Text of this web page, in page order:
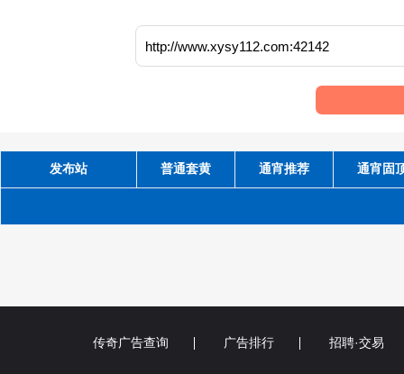
发布站 普通套黄 通宵推荐 通宵固
传奇广告查询 广告排行 招聘·交易